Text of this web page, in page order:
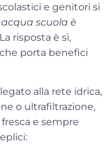
e genitori si
acqua scuola è
risposta è sì,
porta benefici
alla rete idrica,
o ultrafiltrazione,
e sempre